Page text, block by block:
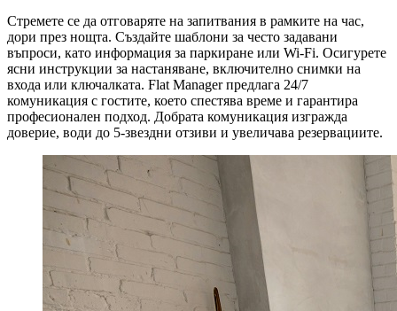
Стремете се да отговаряте на запитвания в рамките на час,
дори през нощта. Създайте шаблони за често задавани
въпроси, като информация за паркиране или Wi-Fi. Осигурете
ясни инструкции за настаняване, включително снимки на
входа или ключалката. Flat Manager предлага 24/7
комуникация с гостите, което спестява време и гарантира
професионален подход. Добрата комуникация изгражда
доверие, води до 5-звездни отзиви и увеличава резервациите.